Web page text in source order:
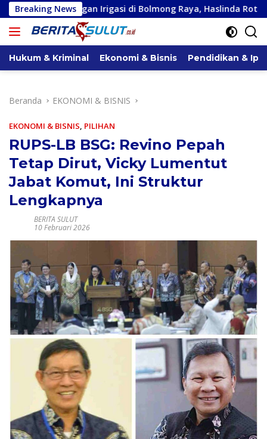
Langsung
ke
konten
Breaking News
Irigasi di Bolmong Raya, Haslinda Rotinsulu Siap Kawal
Hukum & Kriminal Ekonomi & Bisnis Pendidikan &
Beranda EKONOMI & BISNIS
EKONOMI & BISNIS, PILIHAN
RUPS-LB BSG: Revino Pepah
Tetap Dirut, Vicky Lumentut
Jabat Komut, Ini Struktur
Lengkapnya
BERITA SULUT
10 Februari 2026